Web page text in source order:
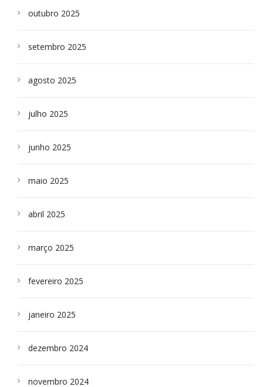
outubro 2025
setembro 2025
agosto 2025
julho 2025
junho 2025
maio 2025
abril 2025
março 2025
fevereiro 2025
janeiro 2025
dezembro 2024
novembro 2024